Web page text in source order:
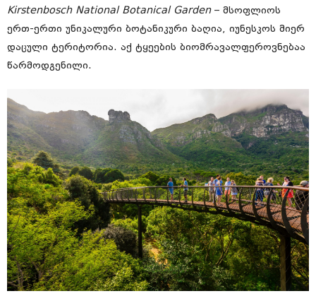
Kirstenbosch National Botanical Garden– მსოფლიოს
ერთ-ერთი უნიკალური ბოტანიკური ბაღია, იუნესკოს მიერ
დაცული ტერიტორია. აქ ტყეების ბიომრავალფეროვნებაა
წარმოდგენილი.